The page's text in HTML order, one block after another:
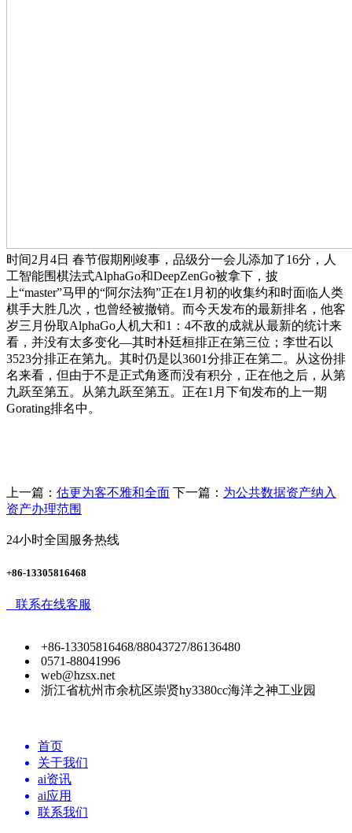
时间2月4日 春节假期刚竣事，品级分一会儿添加了16分，人
工智能围棋法式AlphaGo和DeepZenGo被拿下，披
上“master”马甲的“阿尔法狗”正在1月初的收集约和时面临人类
棋手大胜几次，也曾经被撤销。而今天发布的最新排名，他客
岁三月份取AlphaGo人机大和1：4不敌的成就从最新的统计来
看，并没有太多变化—其时朴廷桓排正在第三位；李世石以
3523分排正在第九。其时仍是以3601分排正在第二。从这份排
名来看，但由于不是正式角逐而没有积分，正在他之后，从第
九跃至第五。从第九跃至第五。正在1月下旬发布的上一期
Gorating排名中。
上一篇： 估更为客不雅和全面 下一篇： 为公共数据资产纳入
资产办理范围
24小时全国服务热线
+86-13305816468
联系在线客服
+86-13305816468/88043727/86136480
0571-88041996
web@hzsx.net
浙江省杭州市余杭区崇贤hy3380cc海洋之神工业园
首页
关于我们
ai资讯
ai应用
联系我们